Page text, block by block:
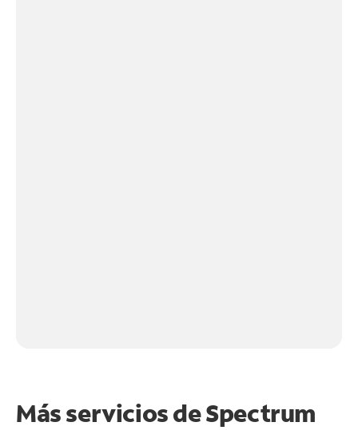
Más servicios de Spectrum